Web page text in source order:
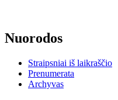
Nuorodos
Straipsniai iš laikraščio
Prenumerata
Archyvas